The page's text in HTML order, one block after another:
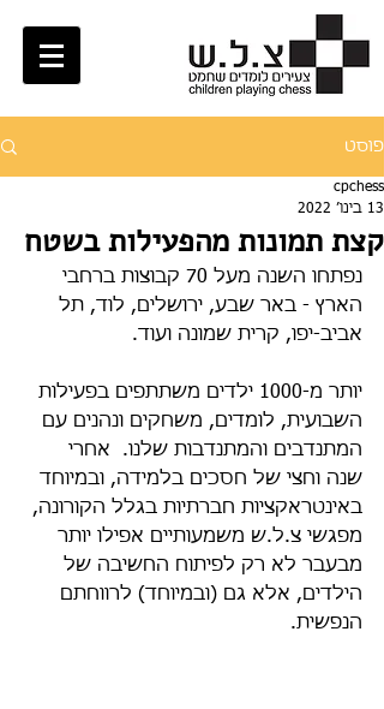
פוסט
קצת תמונות מהפעילות בשטח
cpchess
13 בינו׳ 2022
נפתחו השנה מעל 70 קבוצות ברחבי
הארץ - באר שבע, ירושלים, לוד, תל
אביב-יפו, קרית שמונה ועוד.
יותר מ-1000 ילדים משתתפים בפעילות
השבועית, לומדים, משחקים ונהנים עם
המתנדבים והמתנדבות שלנו.  אחרי
שנה וחצי של חסכים בלמידה, ובמיוחד
באינטראקציות חברתיות בגלל הקורונה,
מפגשי צ.ל.ש משמעותיים אפילו יותר
מבעבר לא רק לפיתוח החשיבה של
הילדים, אלא גם (ובמיוחד) לרווחתם
הנפשית.